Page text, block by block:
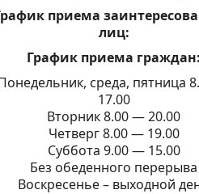
приема
лиц:
График приема
среда, пятница
17.00
Вторник 8.00 — 20.00
Четверг 8.00 — 19.00
Суббота 9.00 — 15.00
Без обеденного перерыва
Воскресенье – выходной